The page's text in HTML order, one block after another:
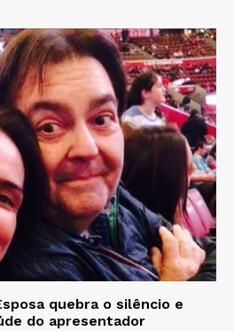
quebra o silêncio e
do apresentador